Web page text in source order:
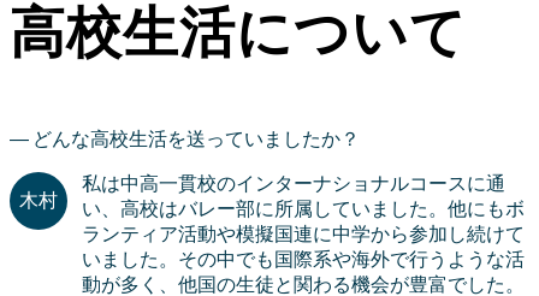
高校生活について
どんな高校生活を送っていましたか？
私は中高一貫校のインターナショナルコースに通
い、高校はバレー部に所属していました。他にもボ
ランティア活動や模擬国連に中学から参加し続けて
いました。その中でも国際系や海外で行うような活
動が多く、他国の生徒と関わる機会が豊富でした。